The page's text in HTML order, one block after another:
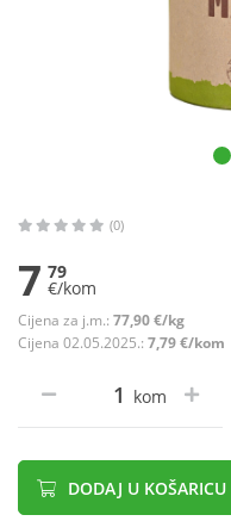
(0)
7 79
€/kom
Cijena za j.m.: 77,90 €/kg
Cijena 02.05.2025.: 7,79 €/kom
kom
DODAJ U KOŠARICU